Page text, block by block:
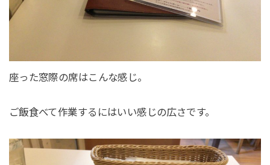
座った窓際の席はこんな感じ。
ご飯食べて作業するにはいい感じの広さです。